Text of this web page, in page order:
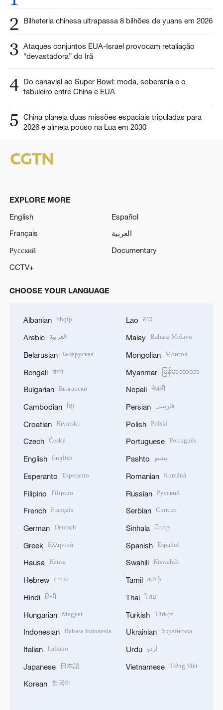
2 Bilheteria chinesa ultrapassa 8 bilhões de yuans em 2026
3 Ataques conjuntos EUA-Israel provocam retaliação
“devastadora” do Irã
4 Do canavial ao Super Bowl: moda, soberania e o
tabuleiro entre China e EUA
5
China planeja duas missões espaciais tripuladas para
2026 e almeja pouso na Lua em 2030
EXPLORE MORE
English
Español
Français
العربية
Русский
Documentary
CCTV+
CHOOSE YOUR LANGUAGE
Albanian Shqip
Arabic العربية
Belarusian Беларуская
Bengali বাংলা
Bulgarian Български
Cambodian ខ្មែរ
Croatian Hrvatski
Czech Český
English English
Esperanto Esperanto
Filipino Filipino
French Français
German Deutsch
Greek Ελληνικά
Hausa Hausa
Hebrew עברית
Hindi हिन्दी
Hungarian Magyar
Indonesian Bahasa Indonesia
Italian Italiano
Japanese 日本語
Korean 한국어
Lao ລາວ
Malay Bahasa Melayu
Mongolian Монгол
Myanmar မြန်မာဘာသာ
Nepali नेपाली
Persian فارسی
Polish Polski
Portuguese Português
Pashto پښتو
Romanian Română
Russian Русский
Serbian Српски
Sinhala සිංහල
Spanish Español
Swahili Kiswahili
Tamil தமிழ்
Thai ไทย
Turkish Türkçe
Ukrainian Українська
Urdu اردو
Vietnamese Tiếng Việt